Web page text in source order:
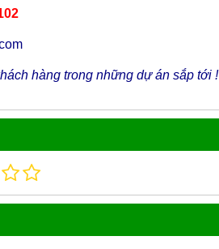
hàng trong những dự án sắp tới !